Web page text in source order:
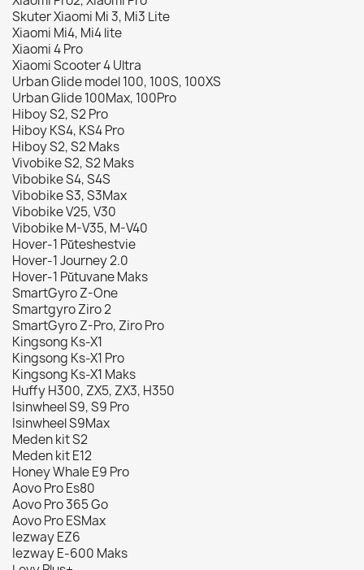
Skuter Xiaomi Mi 3, Mi3 Lite
Xiaomi Mi4, Mi4 lite
Xiaomi 4 Pro
Xiaomi Scooter 4 Ultra
Urban Glide model 100, 100S, 100XS
Urban Glide 100Max, 100Pro
Hiboy S2, S2 Pro
Hiboy KS4, KS4 Pro
Hiboy S2, S2 Maks
Vivobike S2, S2 Maks
Vibobike S4, S4S
Vibobike S3, S3Max
Vibobike V25, V30
Vibobike M-V35, M-V40
Hover-1 Pŭteshestvie
Hover-1 Journey 2.0
Hover-1 Pŭtuvane Maks
SmartGyro Z-One
Smartgyro Ziro 2
SmartGyro Z-Pro, Ziro Pro
Kingsong Ks-X1
Kingsong Ks-X1 Pro
Kingsong Ks-X1 Maks
Huffy H300, ZX5, ZX3, H350
Isinwheel S9, S9 Pro
Isinwheel S9Max
Meden kit S2
Meden kit E12
Honey Whale E9 Pro
Aovo Pro Es80
Aovo Pro 365 Go
Aovo Pro ESMax
Iezway EZ6
Iezway E-600 Maks